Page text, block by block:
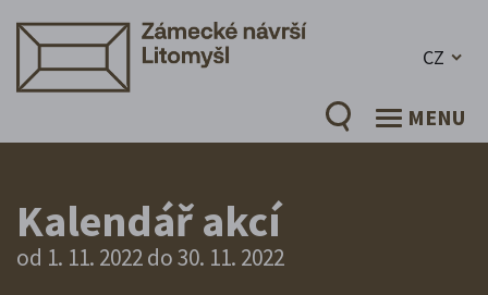
CZ
MENU
Kalendář akcí
od 1. 11. 2022 do 30. 11. 2022